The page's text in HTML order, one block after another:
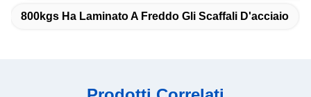
800kgs Ha Laminato A Freddo Gli Scaffali D'acciaio